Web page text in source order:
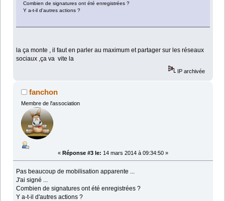
Combien de signatures ont été enregistrées ?
Y a-t-il d'autres actions ?
la ça monte , il faut en parler au maximum et partager sur les réseaux
sociaux ,ça va vite la
IP archivée
fanchon
Membre de l'association
« Réponse #3 le: 14 mars 2014 à 09:34:50 »
Pas beaucoup de mobilisation apparente ...
J'ai signé ...
Combien de signatures ont été enregistrées ?
Y a-t-il d'autres actions ?